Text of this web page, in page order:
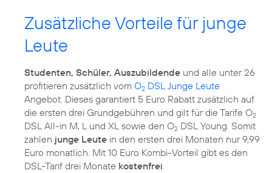
Zusätzliche Vorteile für junge
Leute
Studenten, Schüler, Auszubildende und alle unter 26
profitieren zusätzlich vom O2 DSL Junge Leute
Angebot. Dieses garantiert 5 Euro Rabatt zusätzlich auf
die ersten drei Grundgebühren und gilt für die Tarife O2
DSL All-in M, L und XL sowie den O2 DSL Young. Somit
zahlen junge Leute in den ersten drei Monaten nur 9,99
Euro monatlich. Mit 10 Euro Kombi-Vorteil gibt es den
DSL-Tarif drei Monate kostenfrei.